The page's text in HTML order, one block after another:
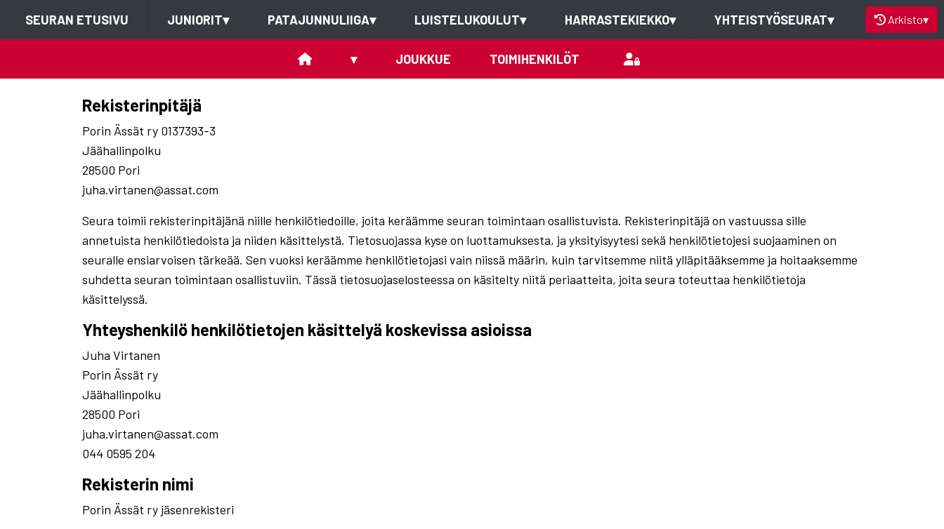
SEURAN ETUSIVU JUNIORIT▾ PATAJUNNULIIGA▾ LUISTELUKOULUT▾ HARRASTEKIEKKO▾ YHTEISTYÖSEURAT▾ Arkisto▾
▾ JOUKKUE TOIMIHENKILÖT
Rekisterinpitäjä
Porin Ässät ry 0137393-3
Jäähallinpolku
28500 Pori
juha.virtanen@assat.com
Seura toimii rekisterinpitäjänä niille henkilötiedoille, joita keräämme seuran toimintaan osallistuvista. Rekisterinpitäjä on vastuussa sille
annetuista henkilötiedoista ja niiden käsittelystä. Tietosuojassa kyse on luottamuksesta, ja yksityisyytesi sekä henkilötietojesi suojaaminen on
seuralle ensiarvoisen tärkeää. Sen vuoksi keräämme henkilötietojasi vain niissä määrin, kuin tarvitsemme niitä ylläpitääksemme ja hoitaaksemme
suhdetta seuran toimintaan osallistuviin. Tässä tietosuojaselosteessa on käsitelty niitä periaatteita, joita seura toteuttaa henkilötietoja
käsittelyssä.
Yhteyshenkilö henkilötietojen käsittelyä koskevissa asioissa
Juha Virtanen
Porin Ässät ry
Jäähallinpolku
28500 Pori
juha.virtanen@assat.com
044 0595 204
Rekisterin nimi
Porin Ässät ry jäsenrekisteri